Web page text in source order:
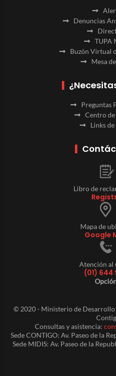
Denuncias
TUPA
Buzón Virtual
Mesa
Preguntas
Centro
Links
Libro de
Mapa de
Google
Atención al
(01) 644
© 2020 - Ministerio de Desarrollo
Consultas y asistencia:
Sede CONTIGO: Av. Paseo de la
Sede MIDIS: Av. Paseo de la